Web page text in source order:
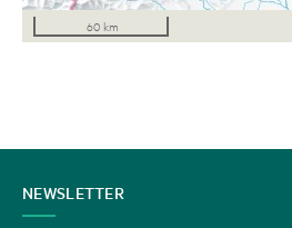
60 km
KONTAKT
NEWSLETTER